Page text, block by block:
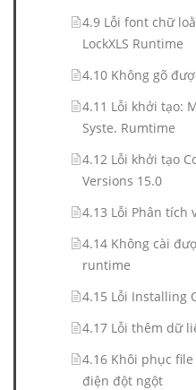
4.9 Lỗi font chữ
LockXLS Runtime
4.10 Không gõ
4.11 Lỗi khởi tạo:
Syste. Rumtime
4.12 Lỗi khởi tạo
Versions 15.0
4.13 Lỗi Phân tích
4.14 Không cài
runtime
4.15 Lỗi Installing
4.17 Lỗi thêm dữ
4.16 Khôi phục
điện đột ngột